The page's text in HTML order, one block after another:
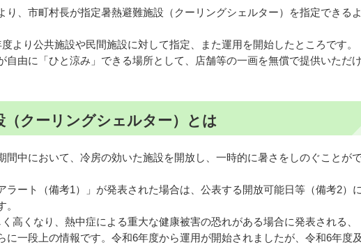
り、市町村長が指定暑熱避難施設（クーリングシェルター）を指定できる
より公共施設や民間施設に対して指定、また運用を開始したところです。
自由に「ひと涼み」できる場所として、店舗等の一画を無償で提供いただ
（クーリングシェルター）とは
間中において、冷房の効いた施設を開放し、一時的に暑さをしのぐことが
ラート（備考1）」が発表された場合は、公表する開放可能日等（備考2）
。
く高くなり、熱中症による重大な健康被害の恐れがある場合に発表される、
に一段上の情報です。令和6年度から運用が開始されましたが、令和6年度